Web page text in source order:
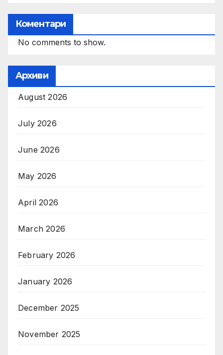
Коментари
No comments to show.
Архиви
August 2026
July 2026
June 2026
May 2026
April 2026
March 2026
February 2026
January 2026
December 2025
November 2025